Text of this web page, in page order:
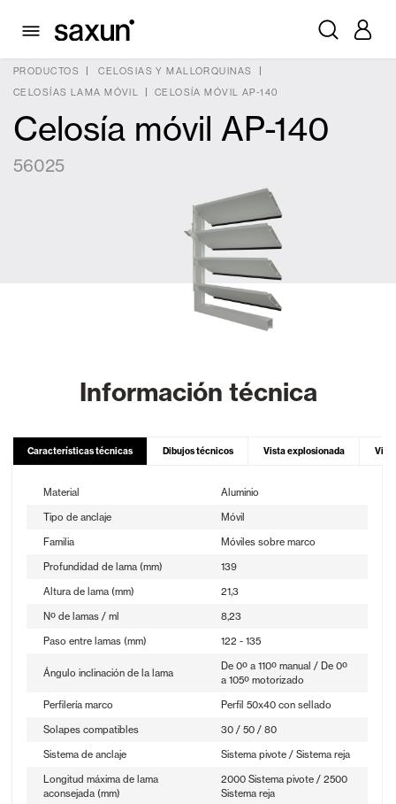
PRODUCTOS
CELOSIAS Y MALLORQUINAS
CELOSÍAS LAMA MÓVIL
CELOSÍA MÓVIL AP-140
Celosía móvil AP-140
56025
Información técnica
Características técnicas Dibujos técnicos Vista explosionada
Material
Aluminio
Tipo de anclaje
Móvil
Familia
Móviles sobre marco
Profundidad de lama (mm)
139
Altura de lama (mm)
21,3
Nº de lamas / ml
8,23
Paso entre lamas (mm)
122 - 135
Ángulo inclinación de la lama
De 0º a 110º manual / De 0º
a 105º motorizado
Perfilería marco
Perfil 50x40 con sellado
Solapes compatibles
30 / 50 / 80
Sistema de anclaje
Sistema pivote / Sistema reja
Longitud máxima de lama
aconsejada (mm)
2000 Sistema pivote / 2500
Sistema reja